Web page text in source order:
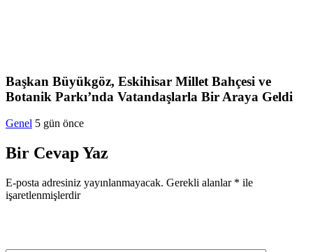
Başkan Büyükgöz, Eskihisar Millet Bahçesi ve
Botanik Parkı’nda Vatandaşlarla Bir Araya Geldi
Genel 5 gün önce
Bir Cevap Yaz
E-posta adresiniz yayınlanmayacak. Gerekli alanlar * ile
işaretlenmişlerdir